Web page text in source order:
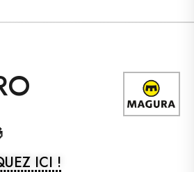
ICI !